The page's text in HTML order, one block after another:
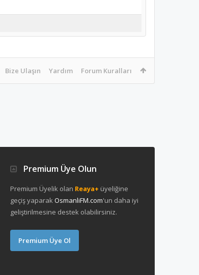
Bize Ulaşın Yardım Forum Kuralları
Premium Üye Olun
Premium Üyelik olan Reaya+ üyeliğine
geçiş yaparakOsmanliFM.com'un daha iyi
geliştirilmesine destek olabilirsiniz.
Premium Üye Ol